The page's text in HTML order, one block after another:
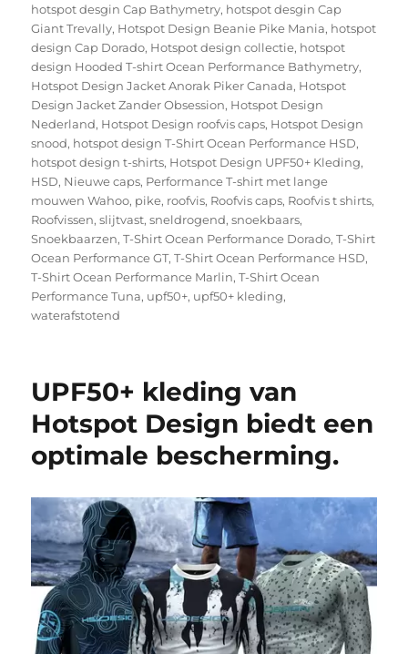
hotspot desgin Cap Bathymetry, hotspot desgin Cap
Giant Trevally, Hotspot Design Beanie Pike Mania, hotspot
design Cap Dorado, Hotspot design collectie, hotspot
design Hooded T-shirt Ocean Performance Bathymetry,
Hotspot Design Jacket Anorak Piker Canada, Hotspot
Design Jacket Zander Obsession, Hotspot Design
Nederland, Hotspot Design roofvis caps, Hotspot Design
snood, hotspot design T-Shirt Ocean Performance HSD,
hotspot design t-shirts, Hotspot Design UPF50+ Kleding,
HSD, Nieuwe caps, Performance T-shirt met lange
mouwen Wahoo, pike, roofvis, Roofvis caps, Roofvis t shirts,
Roofvissen,slijtvast,sneldrogend,snoekbaars,
Snoekbaarzen,T-Shirt Ocean Performance Dorado,T-Shirt
Ocean Performance GT,T-Shirt Ocean Performance HSD,
T-Shirt Ocean Performance Marlin,T-Shirt Ocean
Performance Tuna, upf50+, upf50+ kleding,
waterafstotend
UPF50+ kleding van
Hotspot Design biedt een
optimale bescherming.